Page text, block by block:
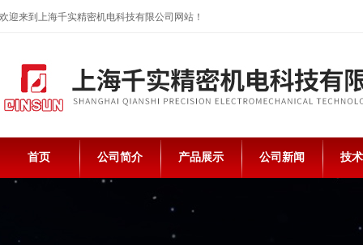
欢迎来到上海千实精密机电科技有限公司网站！
首页 公司简介 产品展示 公司新闻 技